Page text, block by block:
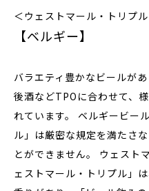
＜ウェストマール・トリプ
【ベルギー】
バラエティ豊かなビールが
後酒などTPOに合わせて、
れています。 ベルギービー
ル」は厳密な規定を満たさ
とができません。 ウェスト
ェストマール・トリプル」